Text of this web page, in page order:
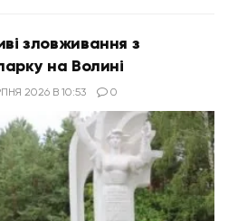
зловживання з
на Волині
2026 В 10:53 0